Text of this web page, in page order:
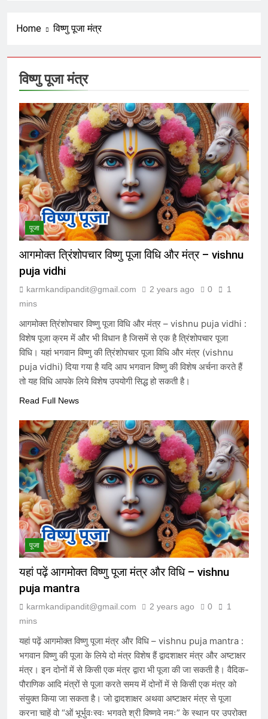
ढोंग
6 Months Ago
6 Months Ago
हिसाब तो चुकता करेगा; फिर आगे क्या ?
6 Months Ago
भगवा का नीलान्तरण हो गया और पता ही नहीं
चला
6 Months Ago
शंकराचार्य पर टिप्पणी करने से पूर्व चुल्लू भर
पानी तो ढूंढ लो ‘राष्ट्रवादियों’
विकास की वेदी पर अस्तित्व की आहुति: क्या
२०४७ का भारत केवल एक जलता हुआ खंडहर
होगा?
7 Months Ago
आक्रांताओं से अत्याचारी सरकार – सनातन
पर घनघोर प्रहार
7 Months Ago
हम संविधान के लिये नहीं बने हैं, संविधान हमारे
लिये है – संविधान हमारा निर्माता नहीं, निर्मित
संविदा है
7 Months Ago
Home विष्णु पूजा मंत्र
विष्णु पूजा मंत्र
पूजा
आगमोक्त त्रिंशोपचार विष्णु पूजा विधि और मंत्र – vishnu
puja vidhi
karmkandipandit@gmail.com 2 years ago 0
1
mins
आगमोक्त त्रिंशोपचार विष्णु पूजा विधि और मंत्र – vishnu puja vidhi :
विशेष पूजा क्रम में और भी विधान है जिसमें से एक है त्रिंशोपचार पूजा
विधि। यहां भगवान विष्णु की त्रिंशोपचार पूजा विधि और मंत्र (vishnu
puja vidhi) दिया गया है यदि आप भगवान विष्णु की विशेष अर्चना करते हैं
तो यह विधि आपके लिये विशेष उपयोगी सिद्ध हो सकती है।
Read Full News
पूजा
यहां पढ़ें आगमोक्त विष्णु पूजा मंत्र और विधि – vishnu
puja mantra
karmkandipandit@gmail.com 2 years ago 0
1
mins
यहां पढ़ें आगमोक्त विष्णु पूजा मंत्र और विधि – vishnu puja mantra :
भगवान विष्णु की पूजा के लिये दो मंत्र विशेष हैं द्वादशाक्षर मंत्र और अष्टाक्षर
मंत्र। इन दोनों में से किसी एक मंत्र द्वारा भी पूजा की जा सकती है। वैदिक-
पौराणिक आदि मंत्रों से पूजा करते समय में दोनों में से किसी एक मंत्र को
संयुक्त किया जा सकता है। जो द्वादशाक्षर अथवा अष्टाक्षर मंत्र से पूजा
करना चाहें वो “ओं भूर्भुवःस्वः भगवते श्री विष्णवे नमः” के स्थान पर उपरोक्त